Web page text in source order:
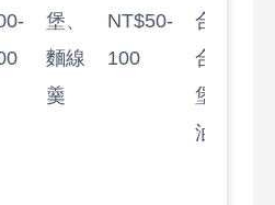
堡、
麵線
羹
NT$50-
100
合璧，
合理，
堡肉有
油)